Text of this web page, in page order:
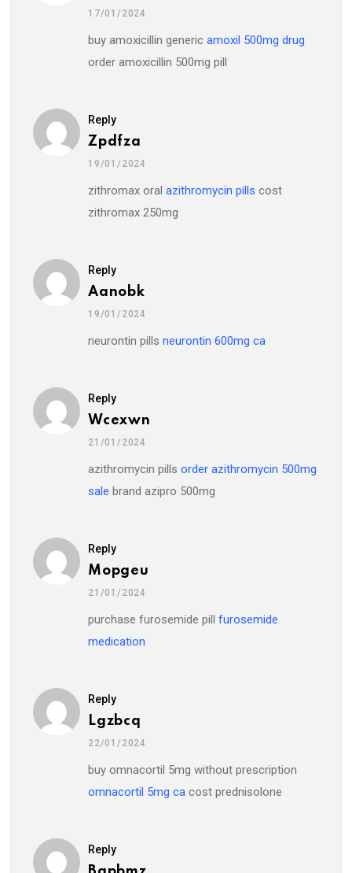
17/01/2024
buy amoxicillin generic amoxil 500mg drug
order amoxicillin 500mg pill
Reply
Zpdfza
19/01/2024
zithromax oral azithromycin pills cost
zithromax 250mg
Reply
Aanobk
19/01/2024
neurontin pills neurontin 600mg ca
Reply
Wcexwn
21/01/2024
azithromycin pills order azithromycin 500mg
sale brand azipro 500mg
Reply
Mopgeu
21/01/2024
purchase furosemide pill furosemide
medication
Reply
Lgzbcq
22/01/2024
buy omnacortil 5mg without prescription
omnacortil 5mg ca cost prednisolone
Reply